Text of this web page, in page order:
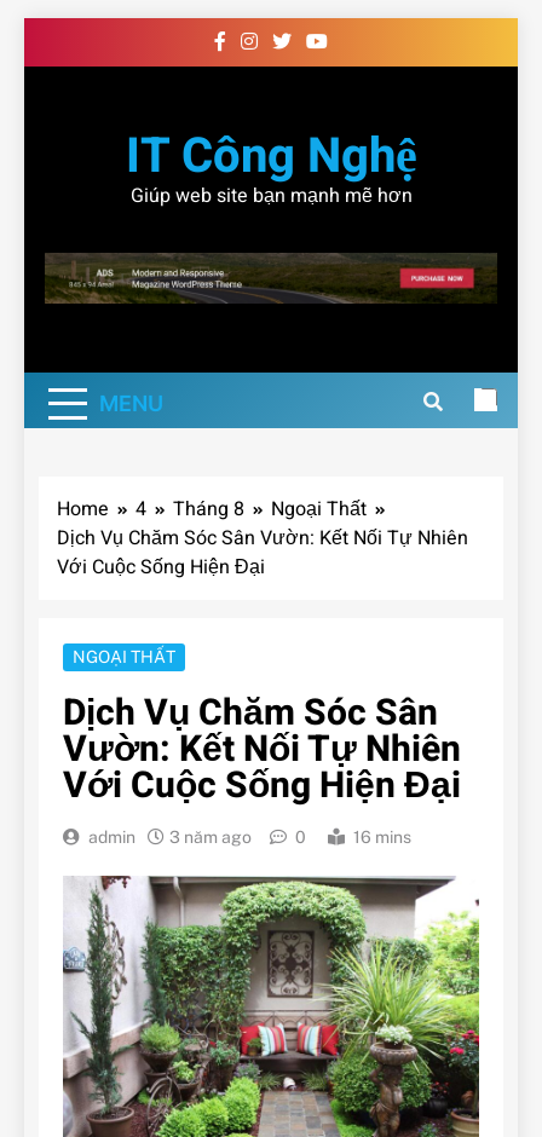
to
IT Công Nghệ
Giúp web site bạn mạnh mẽ hơn
MENU
Home 4 Tháng 8
Ngoại Thất
Dịch Vụ Chăm Sóc Sân Vườn: Kết Nối Tự Nhiên
Với Cuộc Sống Hiện Đại
NGOẠI THẤT
Dịch Vụ Chăm Sóc Sân
Vườn: Kết Nối Tự Nhiên
Với Cuộc Sống Hiện Đại
admin 3 năm ago 0 16 mins